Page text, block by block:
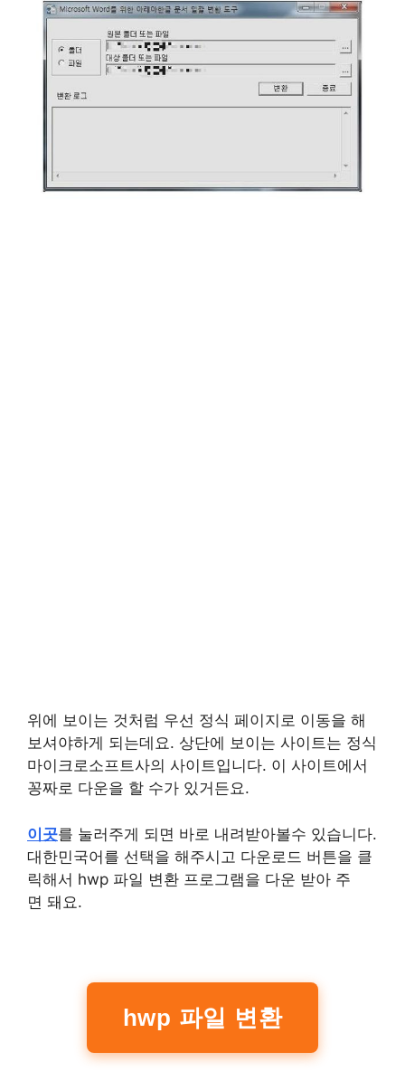
위에 보이는 것처럼 우선 정식 페이지로 이동을 해
보셔야하게 되는데요. 상단에 보이는 사이트는 정식
마이크로소프트사의 사이트입니다. 이 사이트에서
꽁짜로 다운을 할 수가 있거든요.
이곳를 눌러주게 되면 바로 내려받아볼수 있습니다.
대한민국어를 선택을 해주시고 다운로드 버튼을 클
릭해서 hwp 파일 변환 프로그램을 다운 받아 주
면 돼요.
hwp 파일 변환